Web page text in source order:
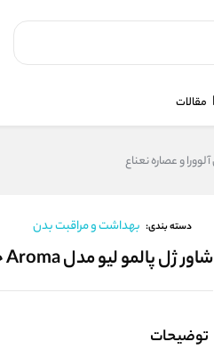
مقالات
دسته بندی: بهداشت و مراقبت بدن
شاور ژل پالمو لیو مدل Aroma حاوی آلوورا و عصاره نعناع
توضیحات